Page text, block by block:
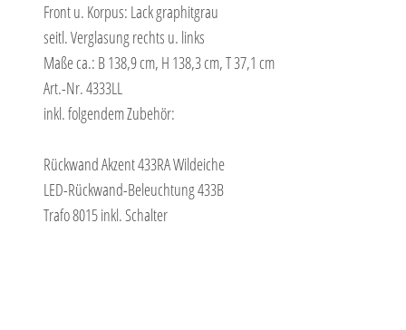
Front u. Korpus: Lack graphitgrau
seitl. Verglasung rechts u. links
Maße ca.: B 138,9 cm, H 138,3 cm, T 37,1 cm
Art.-Nr. 4333LL
inkl. folgendem Zubehör:
Rückwand Akzent 433RA Wildeiche
LED-Rückwand-Beleuchtung 433B
Trafo 8015 inkl. Schalter